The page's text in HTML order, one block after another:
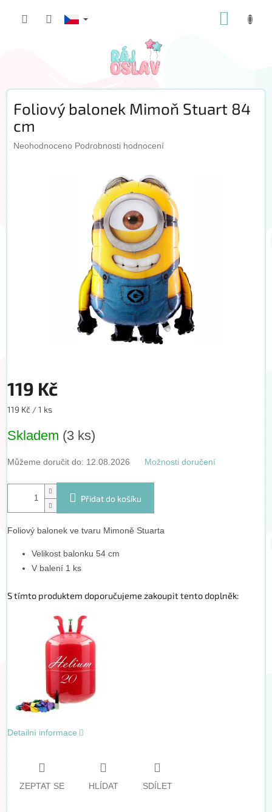
Foliový balonek Mimoň Stuart 84
cm
Průměrné
Neohodnoceno Podrobnosti hodnocení
119 Kč
Měrná
119 Kč / 1 ks
Skladem (3 ks)
Můžeme doručit do: 12.08.2026 Možnosti doručení
Přidat do košíku
Foliový balonek ve tvaru Mimoně Stuarta
Velikost balonku 54 cm
V balení 1 ks
S tímto produktem doporučujeme zakoupit tento doplněk:
Detailní informace
ZEPTAT SE HLÍDAT SDÍLET